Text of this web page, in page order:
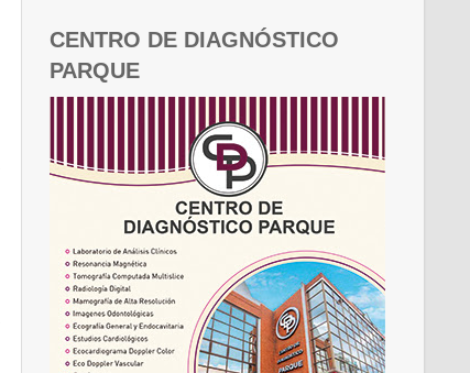
CENTRO DE DIAGNÓSTICO
PARQUE